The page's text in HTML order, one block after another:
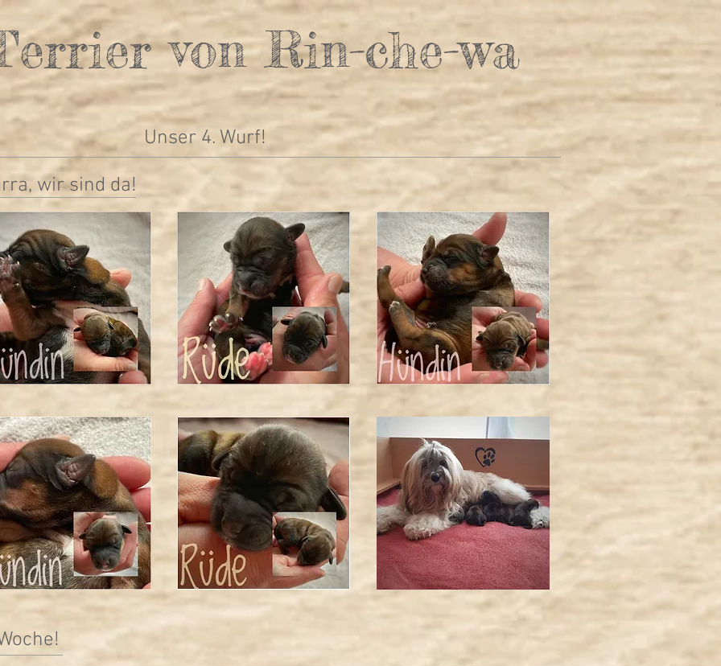
von Rin-che-wa
Unser 4. Wurf!
wir sind da!